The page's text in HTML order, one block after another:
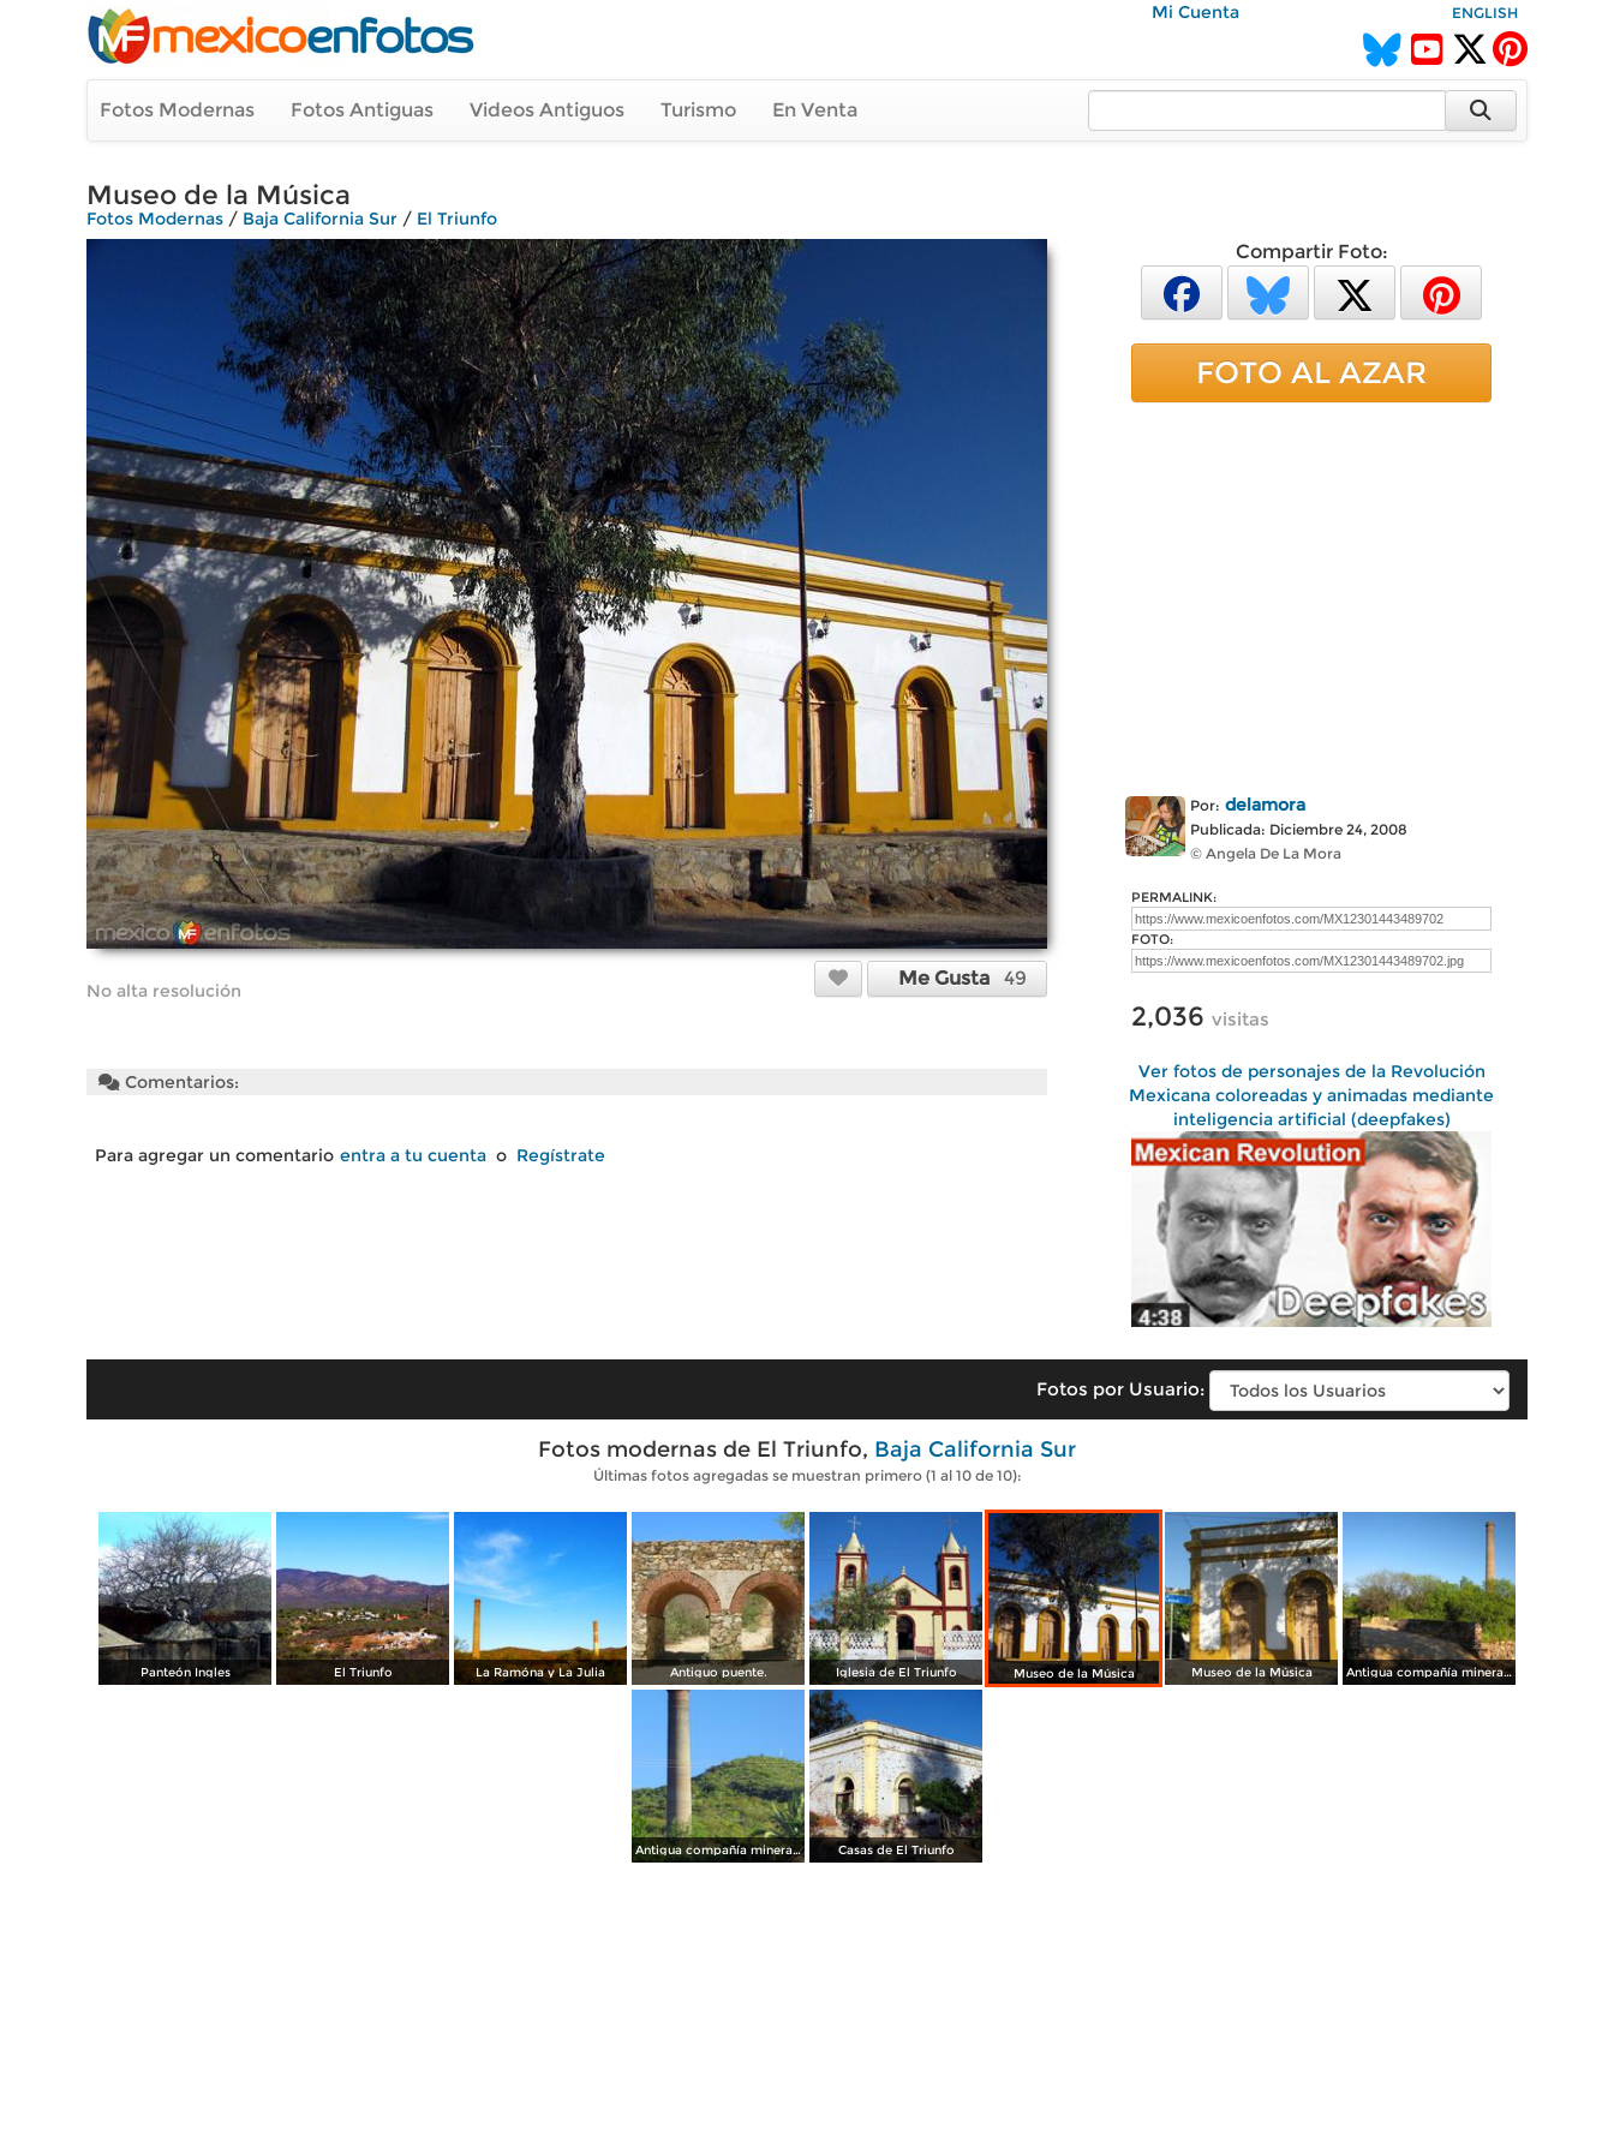
Mi Cuenta ENGLISH
Fotos Modernas Fotos Antiguas Videos Antiguos Turismo En Venta
Museo de la Música
Fotos Modernas / Baja California Sur / El Triunfo
No alta resolución
Me Gusta 49
Comentarios:
Para agregar un comentario entra a tu cuenta o Regístrate
Compartir Foto:
FOTO AL AZAR
Por: delamora
Publicada: Diciembre 24, 2008
© Angela De La Mora
PERMALINK:
FOTO:
2,036 visitas
Ver fotos de personajes de la Revolución
Mexicana coloreadas y animadas mediante
inteligencia artificial (deepfakes)
Fotos por Usuario:
Fotos modernas de El Triunfo, Baja California Sur
Últimas fotos agregadas se muestran primero (1 al 10 de 10):
Panteón Ingles El Triunfo La Ramóna y La Julia Antiguo puente. Iglesia de El Triunfo Museo de la Música Museo de la Música Antigua compañía minera de El Triunfo
Antigua compañía minera de El Triunfo Casas de El Triunfo